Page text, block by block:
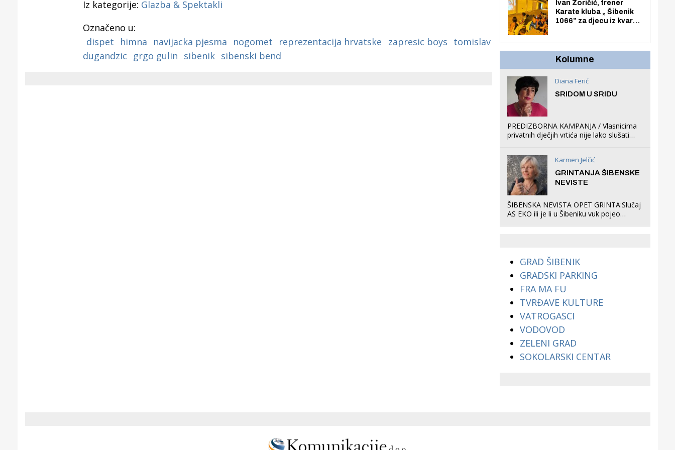
Iz kategorije: Glazba & Spektakli
Označeno u:
dispet
himna navijacka pjesma nogomet reprezentacija hrvatske zapresic boys tomislav
dugandzic
grgo gulin sibenik sibenski bend
Ivan Zoričić, trener
Karate kluba „ Šibenik
1066” za djecu iz kvarta
organizirao dječje
Kolumne
Diana Ferić
SRIDOM U SRIDU
PREDIZBORNA KAMPANJA / Vlasnicima
privatnih dječjih vrtića nije lako slušati
što oni rade u Šibeniku ne postoji
Karmen Jelčić
GRINTANJA ŠIBENSKE
NEVISTE
ŠIBENSKA NEVISTA OPET GRINTA:Slučaj
AS EKO ili je li u Šibeniku vuk pojeo
GRAD ŠIBENIK
GRADSKI PARKING
FRA MA FU
TVRĐAVE KULTURE
VATROGASCI
VODOVOD
ZELENI GRAD
SOKOLARSKI CENTAR